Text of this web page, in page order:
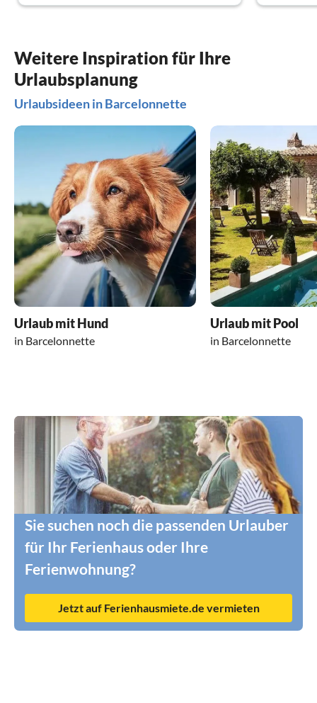
Weitere Inspiration für Ihre
Urlaubsplanung
Urlaubsideen in Barcelonnette
Urlaub mit Hund
in Barcelonnette
Urlaub mit Pool
in Barcelonnette
Sie suchen noch die passenden Urlauber
für Ihr Ferienhaus oder Ihre
Ferienwohnung?
Jetzt auf Ferienhausmiete.de vermieten